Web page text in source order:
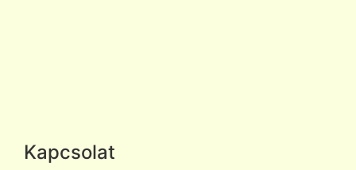
Kapcsolat